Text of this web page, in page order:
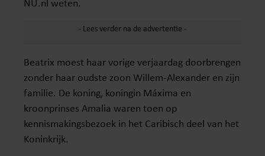
NU.nl weten.
Beatrix moest haar vorige verjaardag doorbrengen
zonder haar oudste zoon Willem-Alexander en zijn
familie. De koning, koningin Máxima en
kroonprinses Amalia waren toen op
kennismakingsbezoek in het Caribisch deel van het
Koninkrijk.